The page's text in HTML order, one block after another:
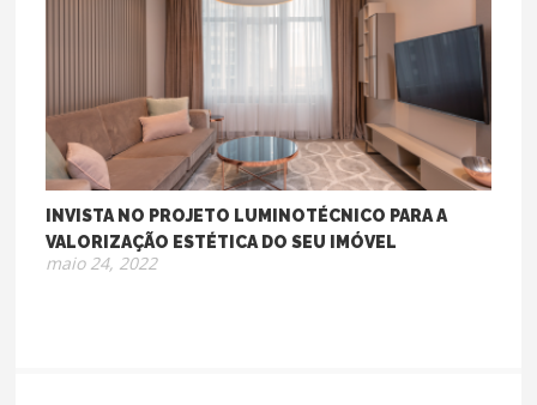
INVISTA NO PROJETO LUMINOTÉCNICO PARA A
VALORIZAÇÃO ESTÉTICA DO SEU IMÓVEL
maio 24, 2022